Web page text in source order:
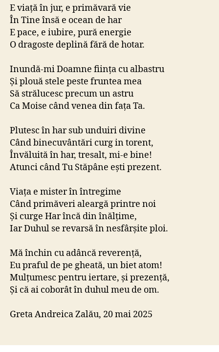
E viață în jur, e primăvară vie
În Tine însă e ocean de har
E pace, e iubire, pură energie
O dragoste deplină fără de hotar.
Inundă-mi Doamne ființa cu albastru
Și plouă stele peste fruntea mea
Să strălucesc precum un astru
Ca Moise când venea din fața Ta.
Plutesc în har sub unduiri divine
Când binecuvântări curg in torent,
Învăluită în har, tresalt, mi-e bine!
Atunci când Tu Stăpâne ești prezent.
Viața e mister în întregime
Când primăveri aleargă printre noi
Și curge Har încă din înălțime,
Iar Duhul se revarsă în nesfârșite ploi.
Mă închin cu adâncă reverență,
Eu praful de pe gheată, un biet atom!
Mulțumesc pentru iertare, și prezență,
Și că ai coborât în duhul meu de om.
Greta Andreica Zalău, 20 mai 2025